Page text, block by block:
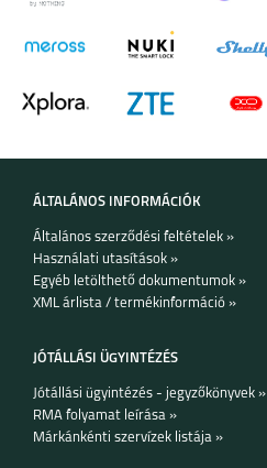
ÁLTALÁNOS INFORMÁCIÓK
Általános szerződési feltételek »
Használati utasítások »
Egyéb letölthető dokumentumok »
XML árlista / termékinformáció »
JÓTÁLLÁSI ÜGYINTÉZÉS
Jótállási ügyintézés - jegyzőkönyvek »
RMA folyamat leírása »
Márkánkénti szervízek listája »